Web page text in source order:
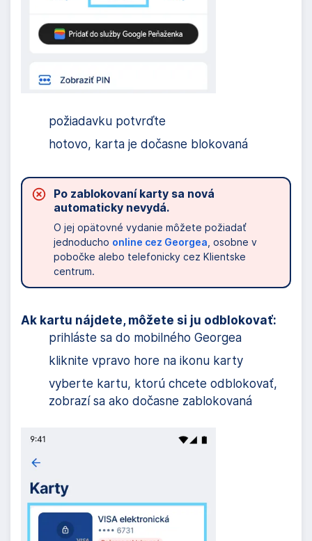
požiadavku potvrďte
hotovo, karta je dočasne blokovaná
Po zablokovaní karty sa nová
automaticky nevydá.
O jej opätovné vydanie môžete požiadať
jednoducho online cez Georgea , osobne v
pobočke alebo telefonicky cez Klientske
centrum.
Ak kartu nájdete, môžete si ju odblokovať:
prihláste sa do mobilného Georgea
kliknite vpravo hore na ikonu karty
vyberte kartu, ktorú chcete odblokovať,
zobrazí sa ako dočasne zablokovaná